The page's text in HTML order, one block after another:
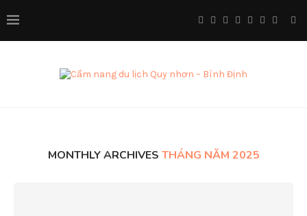
MONTHLY ARCHIVES THÁNG NĂM 2025